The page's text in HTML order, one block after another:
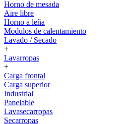
Horno de mesada
Aire libre
Horno a leña
Modulos de calentamiento
Lavado / Secado
+
Lavarropas
+
Carga frontal
Carga superior
Industrial
Panelable
Lavasecarropas
Secarropas